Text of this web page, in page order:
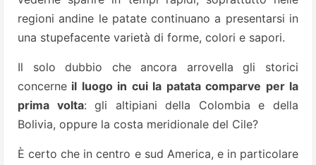
regioni andine le patate continuano a presentarsi in
una stupefacente varietà di forme, colori e sapori.
Il solo dubbio che ancora arrovella gli storici
concerne il luogo in cui la patata comparve per la
prima volta: gli altipiani della Colombia e della
Bolivia, oppure la costa meridionale del Cile?
È certo che in centro e sud America, e in particolare